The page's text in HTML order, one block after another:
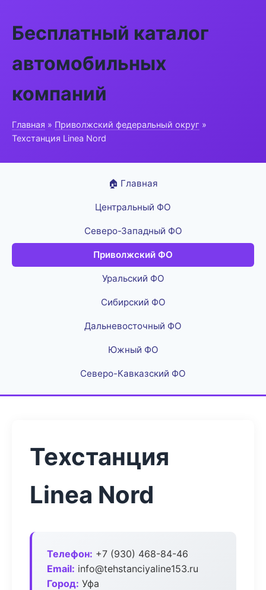
Бесплатный каталог
автомобильных
компаний
Главная » Приволжский федеральный округ »
Техстанция Linea Nord
🏠 Главная
Центральный ФО
Северо-Западный ФО
Приволжский ФО
Уральский ФО
Сибирский ФО
Дальневосточный ФО
Южный ФО
Северо-Кавказский ФО
Техстанция
Linea Nord
Телефон: +7 (930) 468-84-46
Email: info@tehstanciyaline153.ru
Город: Уфа